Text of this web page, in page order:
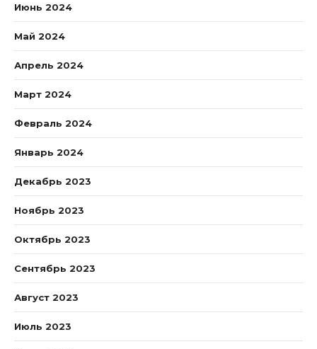
Июнь 2024
Май 2024
Апрель 2024
Март 2024
Февраль 2024
Январь 2024
Декабрь 2023
Ноябрь 2023
Октябрь 2023
Сентябрь 2023
Август 2023
Июль 2023